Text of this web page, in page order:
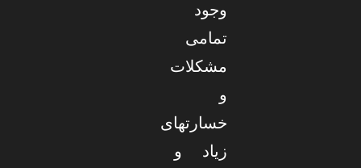
وجود
تمامی
مشکلات
و
خسارتهای
زیاد و